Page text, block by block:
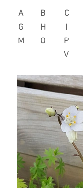
A
G
M
B
H
O
C
I
P
V